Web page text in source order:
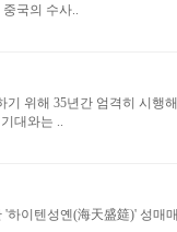
국의 수사..
위해 35년간 엄격히 시행해
의 기대와는 ..